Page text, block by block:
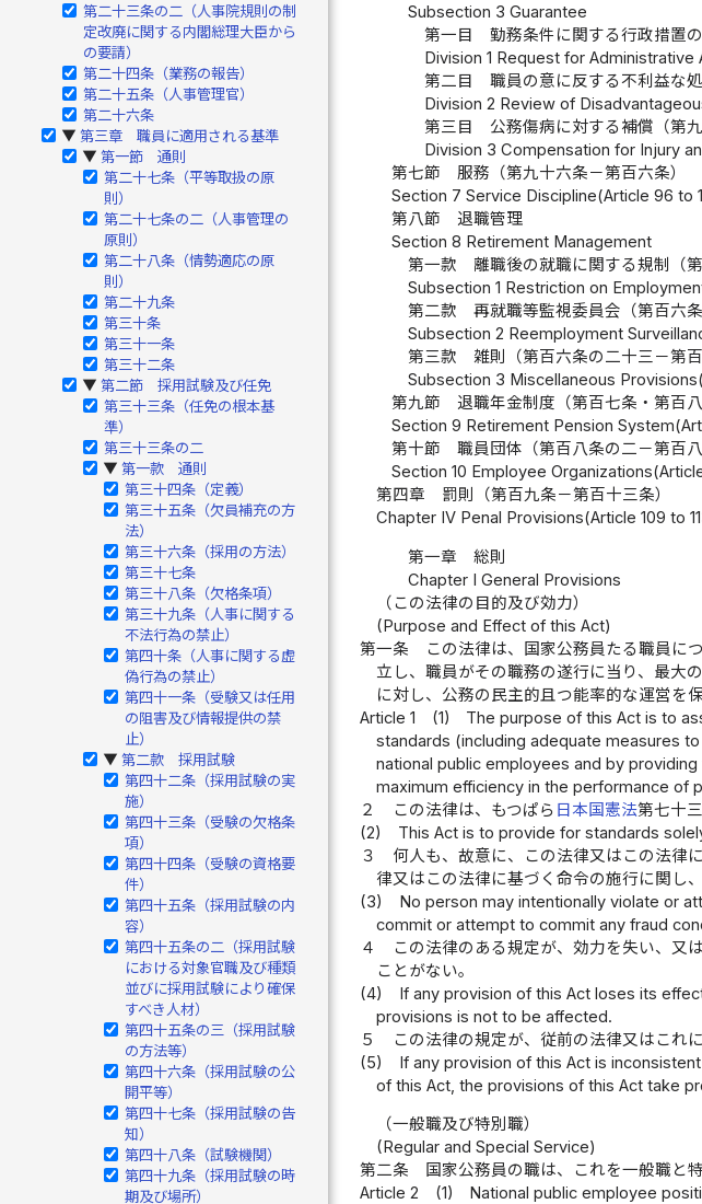
第二十三条の二（人事院規則の制
定改廃に関する内閣総理大臣から
の要請）
第二十四条（業務の報告）
第二十五条（人事管理官）
第二十六条
▶ 第三章 職員に適用される基準
▶ 第一節 通則
第二十七条（平等取扱の原
則）
第二十七条の二（人事管理の
原則）
第二十八条（情勢適応の原
則）
第二十九条
第三十条
第三十一条
第三十二条
▶ 第二節 採用試験及び任免
第三十三条（任免の根本基
準）
第三十三条の二
▶ 第一款 通則
第三十四条（定義）
第三十五条（欠員補充の方
法）
第三十六条（採用の方法）
第三十七条
第三十八条（欠格条項）
第三十九条（人事に関する
不法行為の禁止）
第四十条（人事に関する虚
偽行為の禁止）
第四十一条（受験又は任用
の阻害及び情報提供の禁
止）
▶ 第二款 採用試験
第四十二条（採用試験の実
施）
第四十三条（受験の欠格条
項）
第四十四条（受験の資格要
件）
第四十五条（採用試験の内
容）
第四十五条の二（採用試験
における対象官職及び種類
並びに採用試験により確保
すべき人材）
第四十五条の三（採用試験
の方法等）
第四十六条（採用試験の公
開平等）
第四十七条（採用試験の告
知）
第四十八条（試験機関）
第四十九条（採用試験の時
期及び場所）
Subsection 3 Guarantee
第一目 勤務条件に関する行政措置の
Division 1 Request for
第二目 職員の意に反する不利益な処
Division 2 Review of
第三目 公務傷病に対する補償（第九
Division 3 Compensation for Injury
第七節 服務（第九十六条－第百六条）
Section 7 Service Discipline(Article 96 to
第八節 退職管理
Section 8 Retirement Management
第一款 離職後の就職に関する規制（第
Subsection 1 Restriction on
第二款 再就職等監視委員会（第百六条
Subsection 2 Reemployment
第三款 雑則（第百六条の二十三－第百
Subsection 3 Miscellaneous
第九節 退職年金制度（第百七条・第百八
Section 9 Retirement Pension
第十節 職員団体（第百八条の二－第百八
Section 10 Employee
第四章 罰則（第百九条－第百十三条）
Chapter IV Penal Provisions(Article 109 to
第一章 総則
Chapter I General Provisions
（この法律の目的及び効力）
(Purpose and Effect of this Act)
第一条
この法律は、国家公務員たる職員に
立し、職員がその職務の遂行に当り、最大
に対し、公務の民主的且つ能率的な運営を
Article 1
(1)
The purpose of this Act is to
standards (including adequate measures
national public employees and by
maximum efficiency in the performance of
２
この法律は、もつぱら 日本国憲法第七十
(2)
This Act is to provide for standards
３
何人も、故意に、この法律又はこの法律
律又はこの法律に基づく命令の施行に関し
(3)
No person may intentionally violate or
commit or attempt to commit any fraud
４
この法律のある規定が、効力を失い、又
ことがない。
(4)
If any provision of this Act loses its
provisions is not to be affected.
５
この法律の規定が、従前の法律又はこれ
(5)
If any provision of this Act is
of this Act, the provisions of this Act take
（一般職及び特別職）
(Regular and Special Service)
第二条
国家公務員の職は、これを一般職と
Article 2
(1)
National public employee